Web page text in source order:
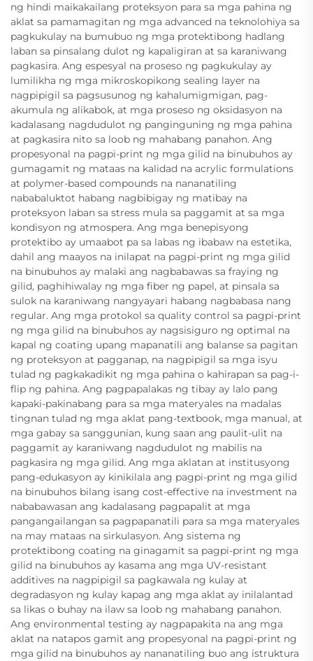
ng hindi maikakailang proteksyon para sa mga pahina ng
aklat sa pamamagitan ng mga advanced na teknolohiya sa
pagkukulay na bumubuo ng mga protektibong hadlang
laban sa pinsalang dulot ng kapaligiran at sa karaniwang
pagkasira. Ang espesyal na proseso ng pagkukulay ay
lumilikha ng mga mikroskopikong sealing layer na
nagpipigil sa pagsusunog ng kahalumigmigan, pag-
akumula ng alikabok, at mga proseso ng oksidasyon na
kadalasang nagdudulot ng panginguning ng mga pahina
at pagkasira nito sa loob ng mahabang panahon. Ang
propesyonal na pagpi-print ng mga gilid na binubuhos ay
gumagamit ng mataas na kalidad na acrylic formulations
at polymer-based compounds na nananatiling
nababaluktot habang nagbibigay ng matibay na
proteksyon laban sa stress mula sa paggamit at sa mga
kondisyon ng atmospera. Ang mga benepisyong
protektibo ay umaabot pa sa labas ng ibabaw na estetika,
dahil ang maayos na inilapat na pagpi-print ng mga gilid
na binubuhos ay malaki ang nagbabawas sa fraying ng
gilid, paghihiwalay ng mga fiber ng papel, at pinsala sa
sulok na karaniwang nangyayari habang nagbabasa nang
regular. Ang mga protokol sa quality control sa pagpi-print
ng mga gilid na binubuhos ay nagsisiguro ng optimal na
kapal ng coating upang mapanatili ang balanse sa pagitan
ng proteksyon at pagganap, na nagpipigil sa mga isyu
tulad ng pagkakadikit ng mga pahina o kahirapan sa pag-i-
flip ng pahina. Ang pagpapalakas ng tibay ay lalo pang
kapaki-pakinabang para sa mga materyales na madalas
tingnan tulad ng mga aklat pang-textbook, mga manual, at
mga gabay sa sanggunian, kung saan ang paulit-ulit na
paggamit ay karaniwang nagdudulot ng mabilis na
pagkasira ng mga gilid. Ang mga aklatan at institusyong
pang-edukasyon ay kinikilala ang pagpi-print ng mga gilid
na binubuhos bilang isang cost-effective na investment na
nababawasan ang kadalasang pagpapalit at mga
pangangailangan sa pagpapanatili para sa mga materyales
na may mataas na sirkulasyon. Ang sistema ng
protektibong coating na ginagamit sa pagpi-print ng mga
gilid na binubuhos ay kasama ang mga UV-resistant
additives na nagpipigil sa pagkawala ng kulay at
degradasyon ng kulay kapag ang mga aklat ay inilalantad
sa likas o buhay na ilaw sa loob ng mahabang panahon.
Ang environmental testing ay nagpapakita na ang mga
aklat na natapos gamit ang propesyonal na pagpi-print ng
mga gilid na binubuhos ay nananatiling buo ang istruktura